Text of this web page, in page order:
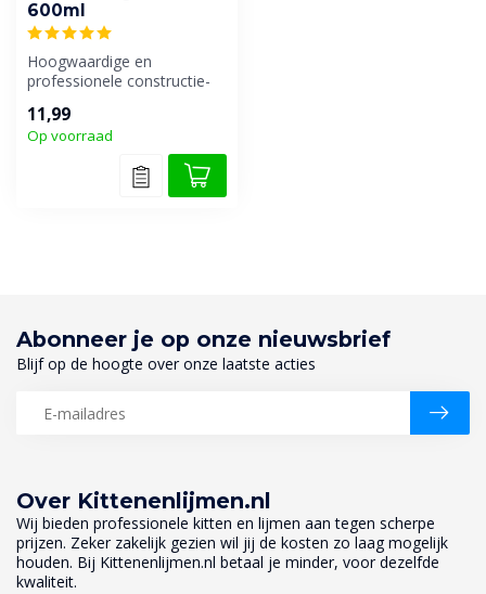
600ml
Hoogwaardige en
professionele constructie-
zeer hoge aanv...
11,99
Op voorraad
Over Kittenenlijmen.nl
Wij bieden professionele kitten en lijmen aan tegen scherpe
prijzen. Zeker zakelijk gezien wil jij de kosten zo laag mogelijk
houden. Bij Kittenenlijmen.nl betaal je minder, voor dezelfde
kwaliteit.
Abonneer je op onze nieuwsbrief
Blijf op de hoogte over onze laatste acties